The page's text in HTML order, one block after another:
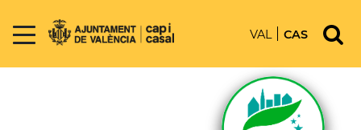
VAL CAS